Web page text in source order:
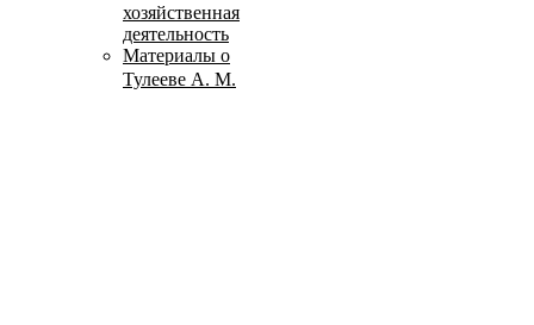
хозяйственная
деятельность
Материалы о
Тулееве А. М.